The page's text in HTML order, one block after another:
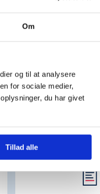
Om
og til at analysere
for sociale medier,
du har givet
Tillad alle
2. De bedste
Vi har
interesser for
uvildig
handlen foregår i